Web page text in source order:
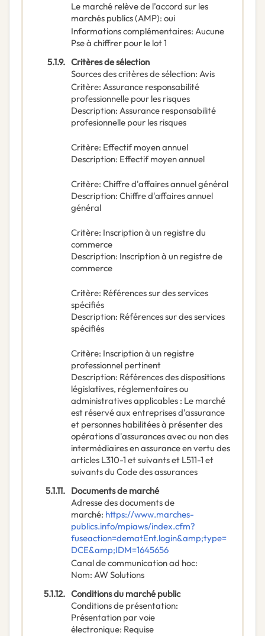
Le marché relève de l’accord sur les
marchés publics (AMP): oui
Informations complémentaires: Aucune
Pse à chiffrer pour le lot 1
5.1.9. Critères de sélection
Sources des critères de sélection: Avis
Critère: Assurance responsabilité
professionnelle pour les risques
Description: Assurance responsabilité
profesionnelle pour les risques
Critère: Effectif moyen annuel
Description: Effectif moyen annuel
Critère: Chiffre d'affaires annuel général
Description: Chiffre d'affaires annuel
général
Critère: Inscription à un registre du
commerce
Description: Inscription à un registre de
commerce
Critère: Références sur des services
spécifiés
Description: Références sur des services
spécifiés
Critère: Inscription à un registre
professionnel pertinent
Description: Références des dispositions
législatives, réglementaires ou
administratives applicables : Le marché
est réservé aux entreprises d'assurance
et personnes habilitées à présenter des
opérations d'assurances avec ou non des
intermédiaires en assurance en vertu des
articles L310-1 et suivants et L511-1 et
suivants du Code des assurances
5.1.11. Documents de marché
Adresse des documents de
marché: https://www.marches-
publics.info/mpiaws/index.cfm?
fuseaction=dematEnt.login&amp;type=
DCE&amp;IDM=1645656
Canal de communication ad hoc:
Nom: AW Solutions
5.1.12. Conditions du marché public
Conditions de présentation:
Présentation par voie
électronique: Requise